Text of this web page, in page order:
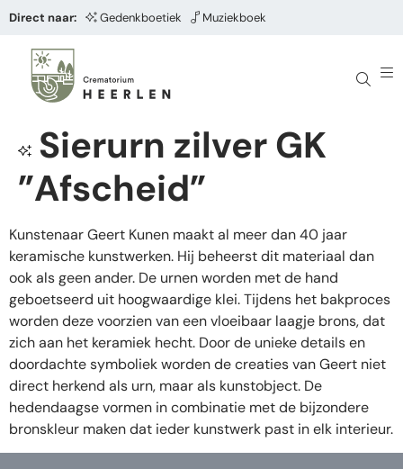
Direct naar: Gedenkboetiek Muziekboek
Sierurn zilver GK
”Afscheid”
Kunstenaar Geert Kunen maakt al meer dan 40 jaar
keramische kunstwerken. Hij beheerst dit materiaal dan
ook als geen ander. De urnen worden met de hand
geboetseerd uit hoogwaardige klei. Tijdens het bakproces
worden deze voorzien van een vloeibaar laagje brons, dat
zich aan het keramiek hecht. Door de unieke details en
doordachte symboliek worden de creaties van Geert niet
direct herkend als urn, maar als kunstobject. De
hedendaagse vormen in combinatie met de bijzondere
bronskleur maken dat ieder kunstwerk past in elk interieur.